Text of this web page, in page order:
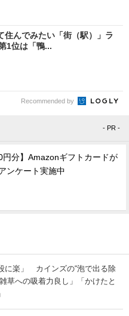
住んでみたい「街（駅）」ラ
1位は「鴨...
Recommended by
- PR -
円分】Amazonギフトカードが
ンケート実施中
に楽」 カインズの“泡で出る除
草への吸着力良し」「かけたと